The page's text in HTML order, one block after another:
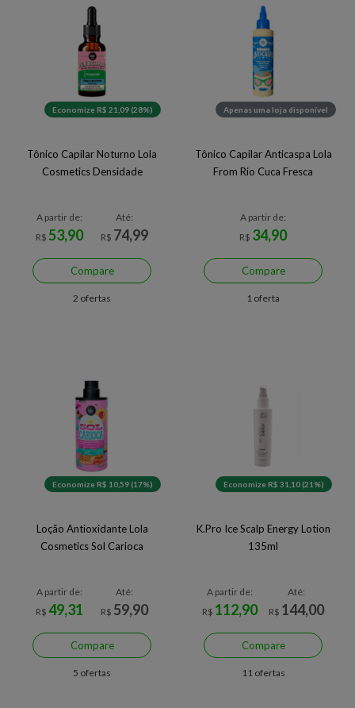
Economize R$ 21,09 (28%)
Tônico Capilar Noturno Lola
Cosmetics Densidade
A partir de:
R$53,90
Até:
R$ 74,99
Compare
2 ofertas
Apenas uma loja disponível
Tônico Capilar Anticaspa Lola
From Rio Cuca Fresca
A partir de:
R$ 34,90
Compare
1 oferta
Economize R$ 10,59 (17%)
Loção Antioxidante Lola
Cosmetics Sol Carioca
A partir de:
R$49,31
Até:
R$ 59,90
Compare
5 ofertas
Economize R$ 31,10 (21%)
K.Pro Ice Scalp Energy Lotion
135ml
A partir de:
R$ 112,90
Até:
R$ 144,00
Compare
11 ofertas